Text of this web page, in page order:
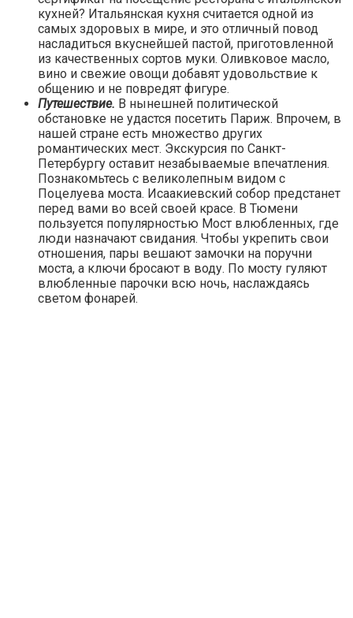
кухней? Итальянская кухня считается одной из
самых здоровых в мире, и это отличный повод
насладиться вкуснейшей пастой, приготовленной
из качественных сортов муки. Оливковое масло,
вино и свежие овощи добавят удовольствие к
общению и не повредят фигуре.
Путешествие. В нынешней политической
обстановке не удастся посетить Париж. Впрочем, в
нашей стране есть множество других
романтических мест. Экскурсия по Санкт-
Петербургу оставит незабываемые впечатления.
Познакомьтесь с великолепным видом с
Поцелуева моста. Исаакиевский собор предстанет
перед вами во всей своей красе. В Тюмени
пользуется популярностью Мост влюбленных, где
люди назначают свидания. Чтобы укрепить свои
отношения, пары вешают замочки на поручни
моста, а ключи бросают в воду. По мосту гуляют
влюбленные парочки всю ночь, наслаждаясь
светом фонарей.